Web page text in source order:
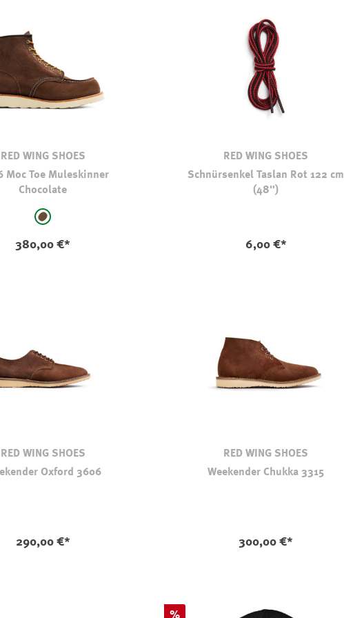
RED WING SHOES
Moc Toe Muleskinner
Chocolate
auswählen
braun
380,00 €*
RED WING SHOES
Schnürsenkel Taslan Rot 122 cm
(48")
6,00 €*
RED WING SHOES
Oxford 3606
290,00 €*
RED WING SHOES
Weekender Chukka 3315
300,00 €*
Rabatt
%